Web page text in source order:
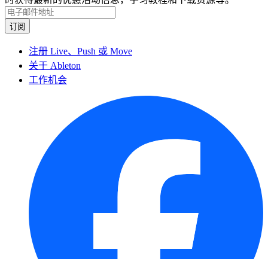
注册 Live、Push 或 Move
关于 Ableton
工作机会